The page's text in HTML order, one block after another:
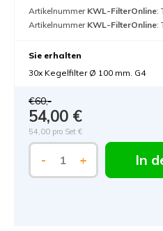
Artikelnummer KWL-FilterOnline:
Artikelnummer KWL-FilterOnline:
Sie erhalten
30x Kegelfilter Ø 100 mm. G4
€60,-
54,00 €
54,00 pro Set €
- + In